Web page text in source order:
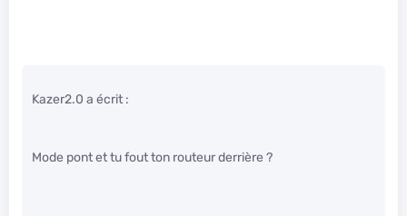
Kazer2.0 a écrit :
Mode pont et tu fout ton routeur derrière ?